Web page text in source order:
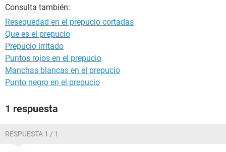
Consulta también:
Resequedad en el prepucio cortadas
Que es el prepucio
Prepucio irritado
Puntos rojos en el prepucio
Manchas blancas en el prepucio
Punto negro en el prepucio
1 respuesta
RESPUESTA 1 / 1